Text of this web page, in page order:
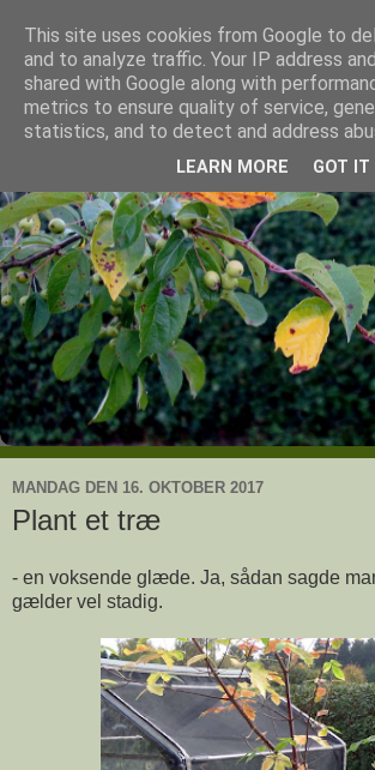
Ullas have
- en knoldesparkers betragtninger
MANDAG DEN 16. OKTOBER 2017
Plant et træ
- en voksende glæde. Ja, sådan sagde
gælder vel stadig.
This site uses cookies from Google to
and to analyze traffic. Your IP address
shared with Google along with
metrics to ensure quality of service,
statistics, and to detect and address
LEARN MORE GOT IT